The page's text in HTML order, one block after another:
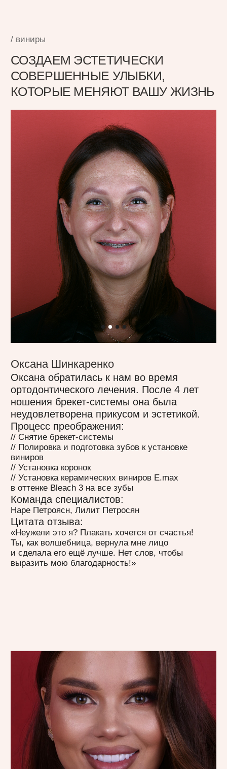
Валерия была неудовлетворена
преображение и установили 28 виниров.
Теперь Валерия блистает уверенной
улыбкой и чувствует себя счастливой.
// Установка керамических виниров E.max
Команда специалистов:
Полина Попова
конструкциями на имплантах. Основная
задача — снова обрести красивую
улбыку и решить проблемы с прикусом.
Мы пролечили все воспаления,
исправили прикус и установили
керамические виниры на передние
зубы.
Процесс преображения:
// Провели лечение всех зубов
// Изготовили сплинт каппу, чтобы
зафиксировать удобное и правильное
положение челюстей
// Установка керамических виниров E.max
в оттенке Bleach 2
Команда специалистов:
Наре Петроясн, Вероника Козаева
Цитата отзыва:
«Хочу поблагодарить Наре и клинику LiNar
за проделанную работу! Наре отличный
специалист, который работает с душой».
смотреть видео-отзыв
Юлия Остапенко